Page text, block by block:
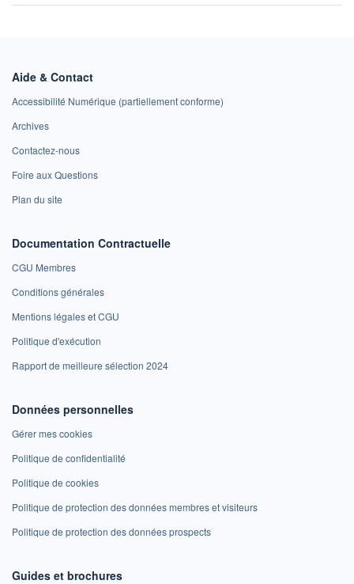
Aide & Contact
Accessibilité Numérique (partiellement conforme)
Archives
Contactez-nous
Foire aux Questions
Plan du site
Documentation Contractuelle
CGU Membres
Conditions générales
Mentions légales et CGU
Politique d'exécution
Rapport de meilleure sélection 2024
Données personnelles
Gérer mes cookies
Politique de confidentialité
Politique de cookies
Politique de protection des données membres et visiteurs
Politique de protection des données prospects
Guides et brochures